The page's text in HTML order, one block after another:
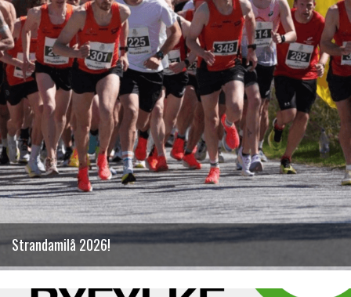
Strandamilå 2026!